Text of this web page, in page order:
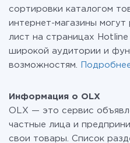
сортировки каталогом
интернет-магазины могут
лист на страницах
широкой аудитории и
возможностям.
Информация о OLX
OLX — это сервис
частные лица и
свои товары. Список